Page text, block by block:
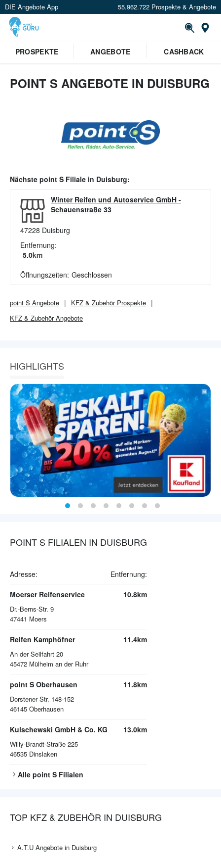
DIE Angebote App 55.962.722 Prospekte & Angebote
PROSPEKTE
ANGEBOTE CASHBACK
POINT S ANGEBOTE IN DUISBURG
Nächste point S Filiale in Duisburg:
Winter Reifen und Autoservice GmbH -
Schauenstraße 33
47228 Duisburg
Entfernung:
5.0km
Öffnungszeiten: Geschlossen
point S Angebote KFZ & ZubehörProspekte
KFZ & ZubehörAngebote
HIGHLIGHTS
POINT S FILIALEN IN DUISBURG
Adresse: Entfernung:
Moerser Reifenservice
Dr.-Berns-Str. 9
47441 Moers
10.8km
Reifen Kamphöfner
An der Seilfahrt 20
45472 Mülheim an der Ruhr
11.4km
point S Oberhausen
Dorstener Str. 148-152
46145 Oberhausen
11.8km
Kulschewski GmbH & Co. KG
Willy-Brandt-Straße 225
46535 Dinslaken
13.0km
Alle point S Filialen
TOP KFZ & ZUBEHÖR IN DUISBURG
A.T.U Angebote in Duisburg